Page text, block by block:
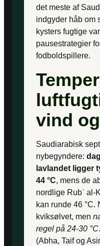
det meste af
indgyder håb om
kysters fugtige
pausestrategier
fodboldspillere.
vind
Saudiarabisk
nybegyndere:
lavlandet ligger
44 °C, mens de
nordlige Rubʿ al-
kan runde 46 °C.
kviksølvet, men
regel på 24-30 °C
(Abha, Taif og